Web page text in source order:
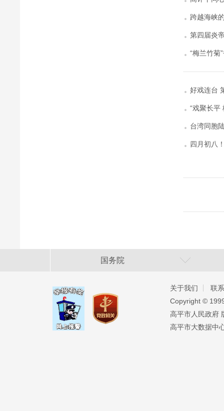
跨越海峡
第四届炎
“梅兰竹菊
好戏连台
“戏聚长
台湾同胞
四月初八
国务院
关于我们
联
Copyright ©️
高平市人民政府
高平市大数据